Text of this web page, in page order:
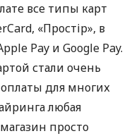
все типы карт
«Простір», в
Pay и Google Pay.
стали очень
для многих
любая
просто